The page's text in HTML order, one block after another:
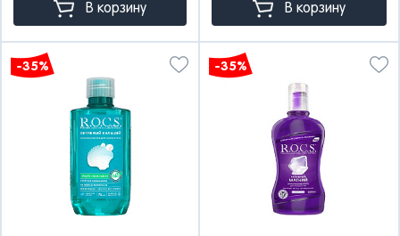
В корзину В корзину
-35% -35%